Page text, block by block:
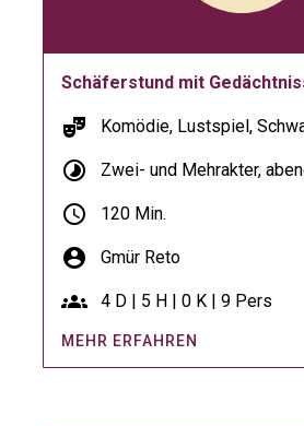
Schäferstund mit
theater_comedy Komödie, Lustspiel,
timelapse Zwei- und Mehrakter,
schedule 120 Min.
account_circle Gmür Reto
groups 4 D | 5 H | 0 K | 9 Pers
MEHR ERFAHREN